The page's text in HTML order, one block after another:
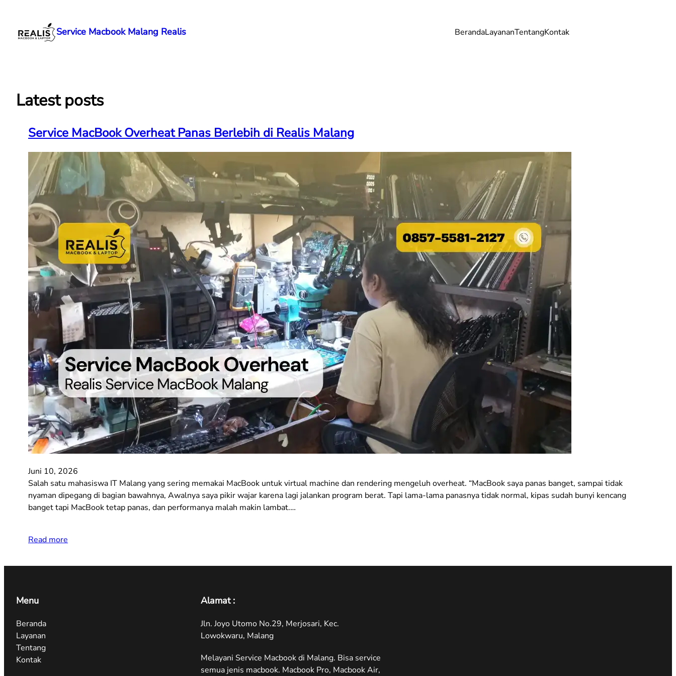
konten
Service Macbook Malang Realis BerandaLayananTentangKontak
Latest posts
Service MacBook Overheat Panas Berlebih di Realis Malang
Juni 10, 2026
Salah satu mahasiswa IT Malang yang sering memakai MacBook untuk virtual machine dan rendering mengeluh overheat. “MacBook saya panas banget, sampai tidak
nyaman dipegang di bagian bawahnya, Awalnya saya pikir wajar karena lagi jalankan program berat. Tapi lama-lama panasnya tidak normal, kipas sudah bunyi kencang
banget tapi MacBook tetap panas, dan performanya malah makin lambat.…
Read more
Menu
Beranda
Layanan
Tentang
Kontak
Alamat :
Jln. Joyo Utomo No.29, Merjosari, Kec.
Lowokwaru, Malang
Melayani Service Macbook di Malang. Bisa service
semua jenis macbook. Macbook Pro, Macbook Air,